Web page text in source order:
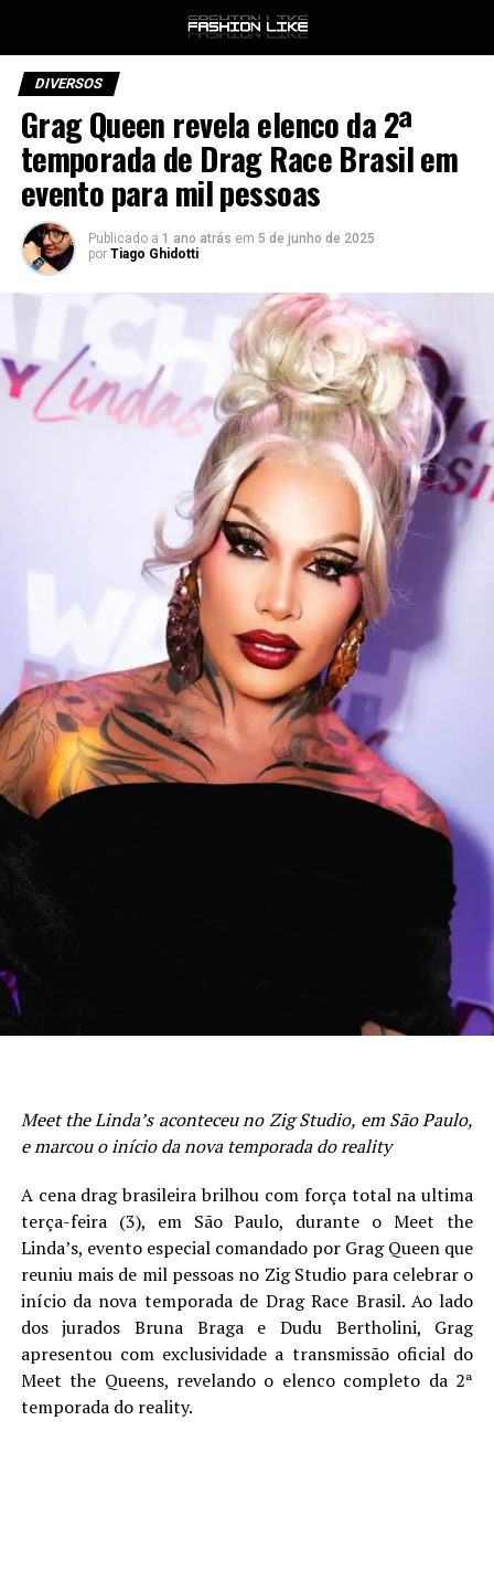
DIVERSOS
Grag Queen revela elenco da 2ª
temporada de Drag Race Brasil em
evento para mil pessoas
Publicado a 1 ano atrás em 5 de junho de 2025
por Tiago Ghidotti
Meet the Linda’s aconteceu no Zig Studio, em São Paulo,
e marcou o início da nova temporada do reality
A cena drag brasileira brilhou com força total na ultima
terça-feira (3), em São Paulo, durante o Meet the
Linda’s, evento especial comandado por Grag Queen que
reuniu mais de mil pessoas no Zig Studio para celebrar o
início da nova temporada de Drag Race Brasil. Ao lado
dos jurados Bruna Braga e Dudu Bertholini, Grag
apresentou com exclusividade a transmissão oficial do
Meet the Queens, revelando o elenco completo da 2ª
temporada do reality.